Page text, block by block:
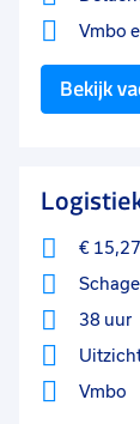
Vmbo
Bekijk
€ 15,27
38 uur
Vmbo